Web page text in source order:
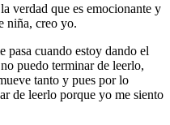
verdad que es emocionante y
niña, creo yo.
pasa cuando estoy dando el
puedo terminar de leerlo,
tanto y pues por lo
de leerlo porque yo me siento